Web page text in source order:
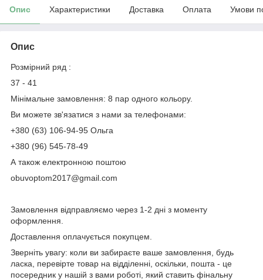
Опис Характеристики Доставка Оплата Умови
Опис
Розмірний ряд :
37 - 41
Мінімальне замовлення: 8 пар одного кольору.
Ви можете зв'язатися з нами за телефонами:
+380 (63) 106-94-95 Ольга
+380 (96) 545-78-49
А також електронною поштою
obuvoptom2017@gmail.com
Замовлення відправляємо через 1-2 дні з моменту
оформлення.
Доставлення оплачується покупцем.
Зверніть увагу: коли ви забираєте ваше замовлення, будь
ласка, перевірте товар на відділенні, оскільки, пошта - це
посередник у нашій з вами роботі, який ставить фінальну